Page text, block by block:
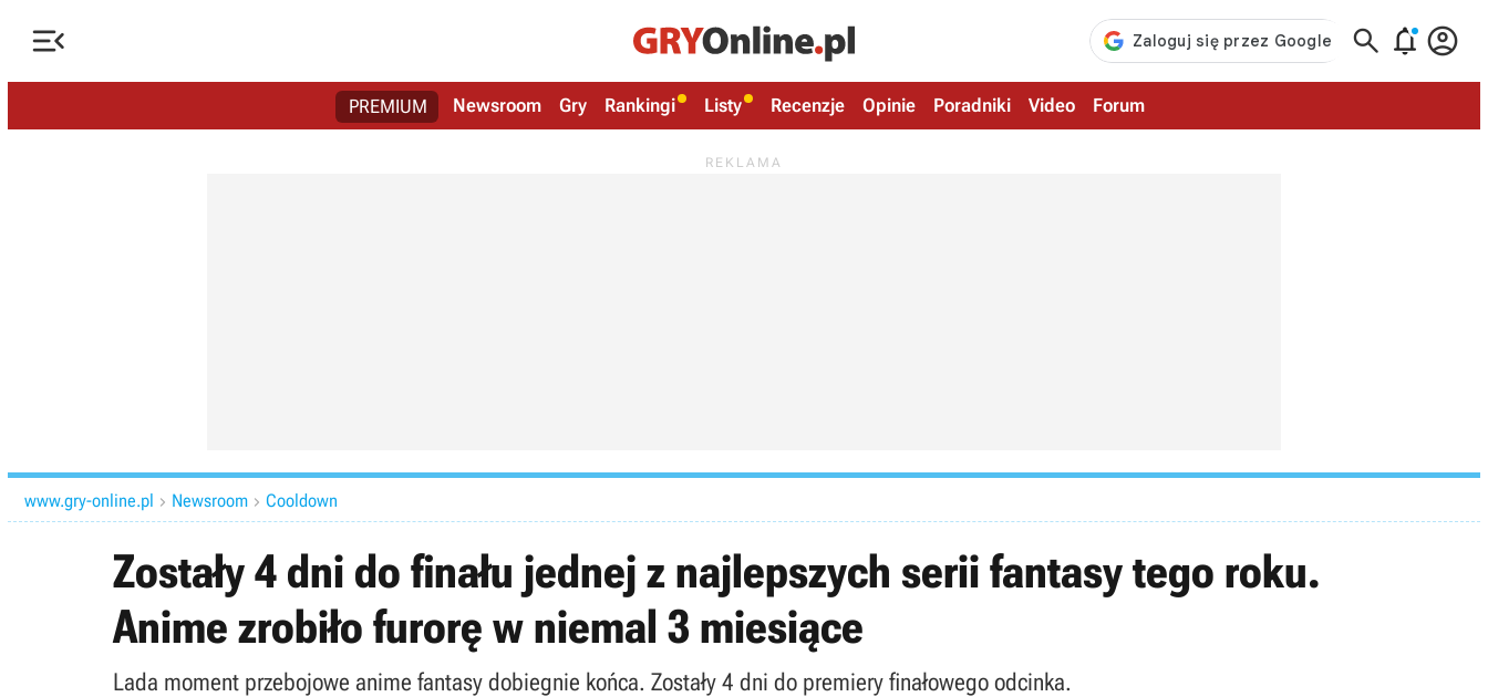
   
PREMIUM Newsroom Gry Rankingi Listy Recenzje Opinie Poradniki Video Forum
www.gry-online.pl  Newsroom  Cooldown
Zostały 4 dni do finału jednej z najlepszych serii fantasy tego roku.
Anime zrobiło furorę w niemal 3 miesiące
Lada moment przebojowe anime fantasy dobiegnie końca. Zostały 4 dni do premiery finałowego odcinka.